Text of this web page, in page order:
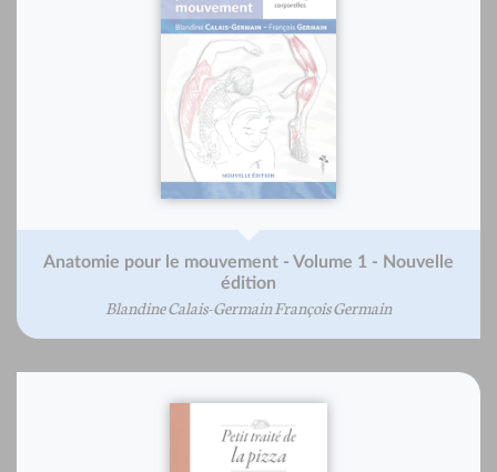
Anatomie pour le mouvement - Volume 1 - Nouvelle
édition
Blandine Calais-Germain François Germain